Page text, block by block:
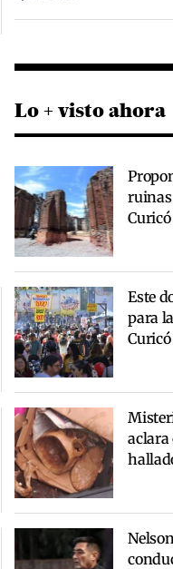
Lo + visto ahora
ruinas
Curicó
Este
para
Curicó
aclara